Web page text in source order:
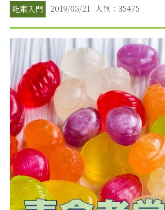
吃素入門 2019/05/21 人氣：35475